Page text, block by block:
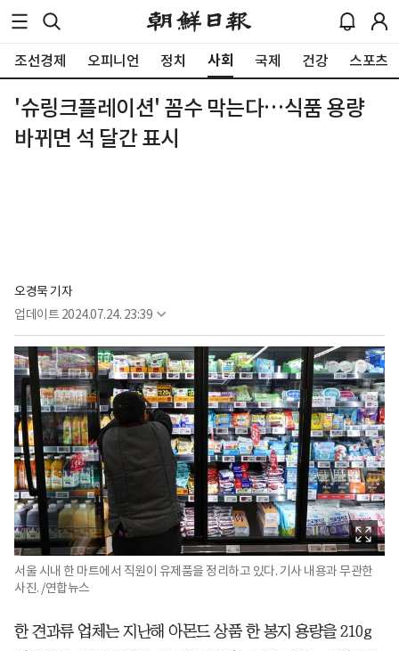
조선경제 오피니언 정치 사회 국제 건강 스포츠
'슈링크플레이션' 꼼수 막는다…식품 용량
바뀌면 석 달간 표시
오경묵 기자
업데이트 2024.07.24. 23:39
서울 시내 한 마트에서 직원이 유제품을 정리하고 있다. 기사 내용과 무관한
사진. /연합뉴스
한 견과류 업체는 지난해 아몬드 상품 한 봉지 용량을 210g